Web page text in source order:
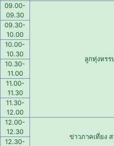
09.00-
09.30
ลูกทุ่งหร
09.30-
10.00
10.00-
10.30
10.30-
11.00
11.00-
11.30
11.30-
12.00
12.00-
12.30
ข่าวภาคเที่ยง
12.30-